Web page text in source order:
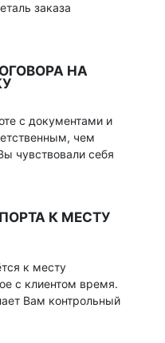
заказа
НА
с документами и
чем
чувствовали себя
К МЕСТУ
к месту
с клиентом время.
Вам контрольный